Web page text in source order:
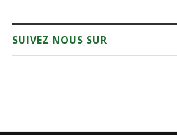
SUIVEZ NOUS SUR